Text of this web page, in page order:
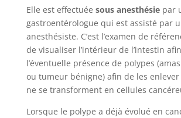
Elle est effectuée sous anesthésiepar
gastroentérologue qui est assisté par
anesthésiste. C’est l’examen de
de visualiser l’intérieur de l’intestin
l’éventuelle présence de polypes
ou tumeur bénigne) afin de les enlever
ne se transforment en cellules
Lorsque le polype a déjà évolué en